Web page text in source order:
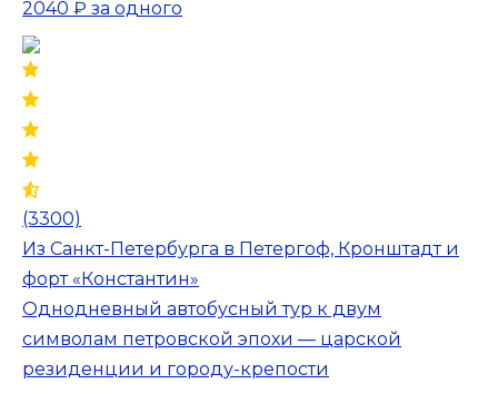
2040 ₽ за одного
(3300)
Из Санкт-Петербурга в Петергоф, Кронштадт и
форт «Константин»
Однодневный автобусный тур к двум
символам петровской эпохи — царской
резиденции и городу-крепости